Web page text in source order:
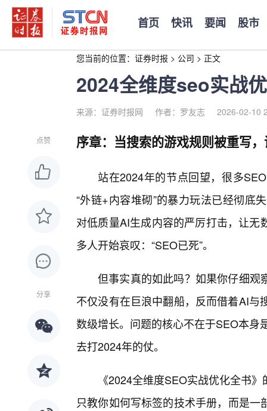
首页 快讯 要闻 股市
您当前的位置： 证券时报 > 公司 > 正文
2024全维度seo实战
来源：证券时报网 作者：罗友志 2026-02-10
点赞
分享
序章：当搜索的游戏规则被重写
站在2024年的节点回望，很多
“外链+内容堆砌”的暴力玩法已经彻底
对低质量AI生成内容的严厉打击，让
多人开始哀叹：“SEO已死”。
但事实真的如此吗？如果你仔细观
不仅没有在巨浪中翻船，反而借着AI
数级增长。问题的核心不在于SEO本
去打2024年的仗。
《2024全维度SEO实战优化全书
只教你如何写标签的技术手册，而是一